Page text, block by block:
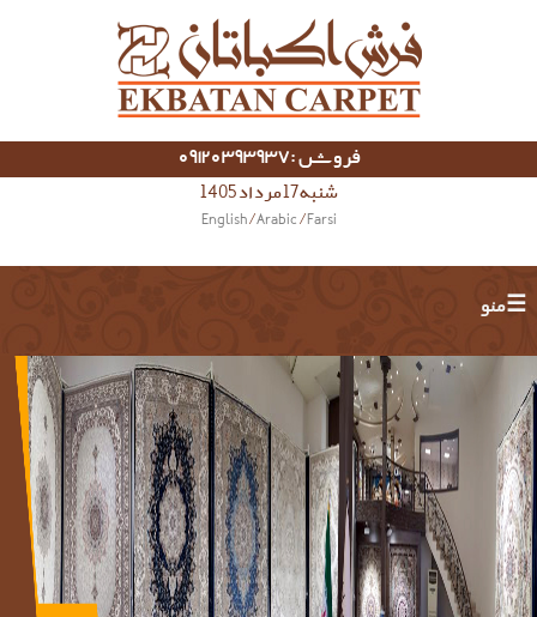
فروش :09120393937
شنبه 17 مرداد 1405
English/Arabic/Farsi
منو